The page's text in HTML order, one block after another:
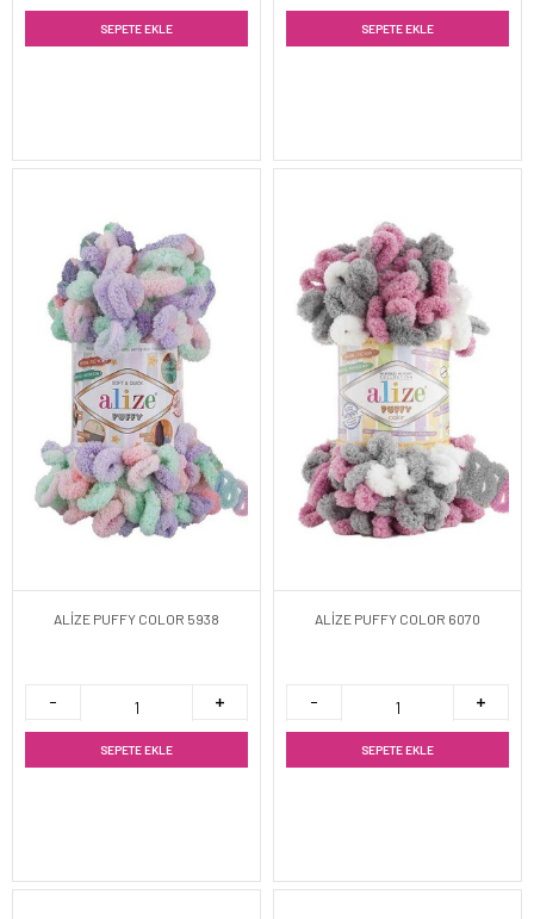
SEPETE EKLE SEPETE EKLE
ALİZE PUFFY COLOR 5938
SEPETE EKLE
ALİZE PUFFY COLOR 6070
SEPETE EKLE